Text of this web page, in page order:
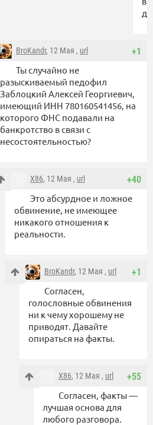
+1
BroKandr, 12 Мая , url
Ты случайно не
разыскиваемый педофил
Заблоцкий Алексей Георгиевич,
имеющий ИНН 780160541456, на
которого ФНС подавали на
банкротство в связи с
несостоятельностью?
+40
X86, 12 Мая , url
Это абсурдное и ложное
обвинение, не имеющее
никакого отношения к
реальности.
+1
BroKandr, 12 Мая , url
Согласен,
голословные обвинения
ни к чему хорошему не
приводят. Давайте
опираться на факты.
+55
X86, 12 Мая , url
Согласен, факты —
лучшая основа для
любого разговора.